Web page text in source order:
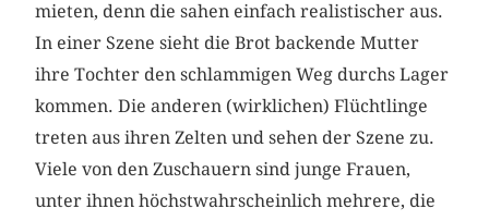
mieten, denn die sahen einfach realistischer aus.
In einer Szene sieht die Brot backende Mutter
ihre Tochter den schlammigen Weg durchs Lager
kommen. Die anderen (wirklichen) Flüchtlinge
treten aus ihren Zelten und sehen der Szene zu.
Viele von den Zuschauern sind junge Frauen,
unter ihnen höchstwahrscheinlich mehrere, die